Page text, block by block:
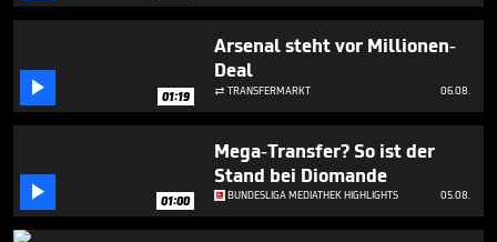
 01:19
Arsenal steht vor Millionen-
Deal
 TRANSFERMARKT 06.08.
 01:00
Mega-Transfer? So ist der
Stand bei Diomande
BUNDESLIGA MEDIATHEK HIGHLIGHTS 05.08.